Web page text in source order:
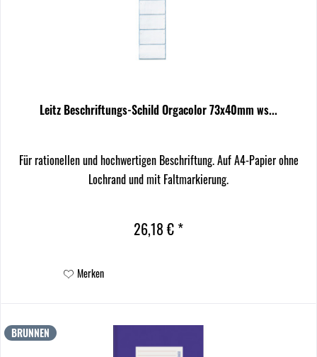
Leitz Beschriftungs-Schild Orgacolor 73x40mm ws...
Für rationellen und hochwertigen Beschriftung. Auf A4-Papier ohne
Lochrand und mit Faltmarkierung.
26,18 € *
Merken
BRUNNEN